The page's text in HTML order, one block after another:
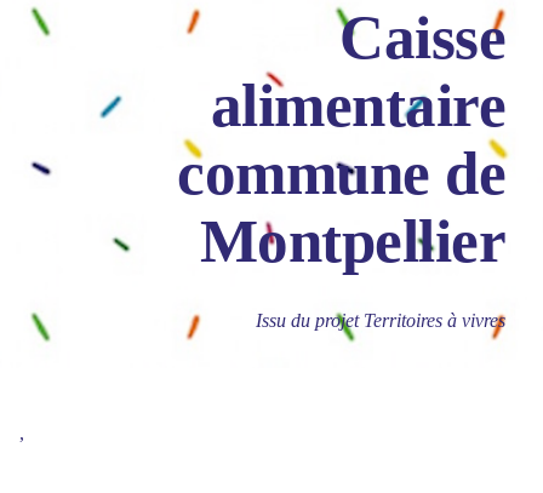
Caisse
alimentaire
commune de
Montpellier
Issu du projet Territoires à vivres
,